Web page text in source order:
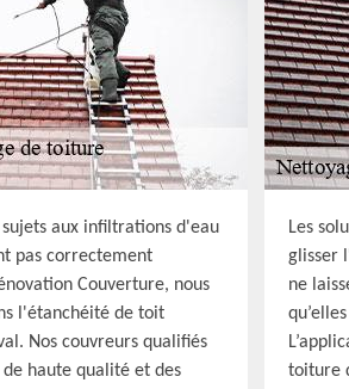
sujets aux infiltrations d'eau
pas correctement
Couverture, nous
l'étanchéité de toit
Nos couvreurs qualifiés
haute qualité et des
Les
glisser
ne
toiture